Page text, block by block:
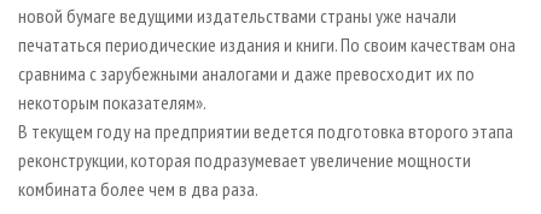
ИНСТРУМЕНТ И МАТЕРИАЛЫ
БИБЛИОТЕКА СПЕЦИАЛИСТА
новой бумаге ведущими издательствами страны уже начали
печататься периодические издания и книги. По своим качествам она
сравнима с зарубежными аналогами и даже превосходит их по
некоторым показателям».
В текущем году на предприятии ведется подготовка второго этапа
реконструкции, которая подразумевает увеличение мощности
комбината более чем в два раза.